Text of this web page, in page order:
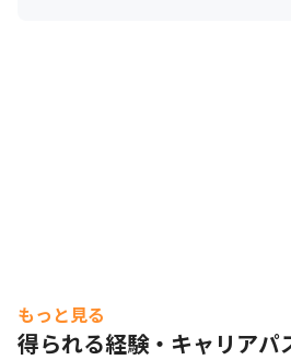
もっと見る
得られる経験・キャリアパ